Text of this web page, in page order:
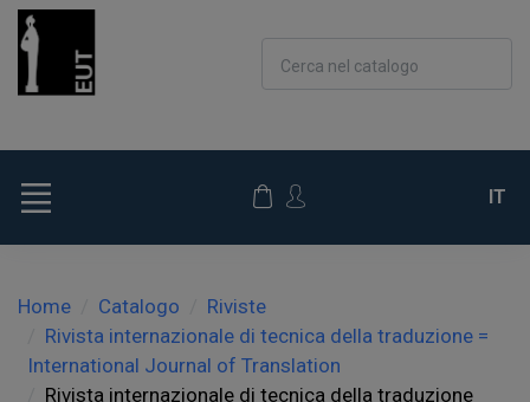
Cerca nel catalogo
IT
Home Catalogo
Riviste
Rivista internazionale di tecnica della traduzione =
International Journal of Translation
Rivista internazionale di tecnica della traduzione